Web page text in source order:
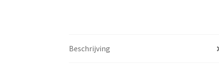
Beschrijving